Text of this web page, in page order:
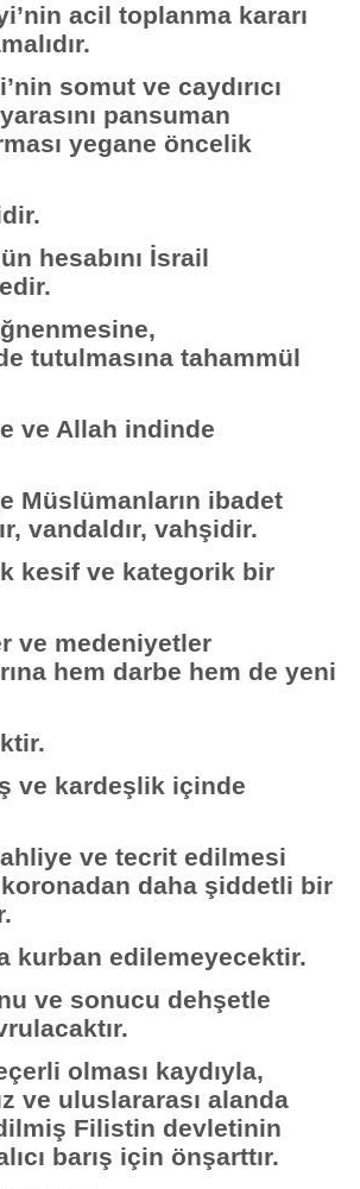
acil toplanma kararı
somut ve caydırıcı
pansuman
yegane öncelik
hesabını İsrail
tutulmasına tahammül
ve Allah indinde
Müslümanların ibadet
vandaldır, vahşidir.
kesif ve kategorik bir
ve medeniyetler
hem darbe hem de yeni
ve kardeşlik içinde
ve tecrit edilmesi
daha şiddetli bir
kurban edilemeyecektir.
ve sonucu dehşetle
olması kaydıyla,
ve uluslararası alanda
Filistin devletinin
barış için önşarttır.